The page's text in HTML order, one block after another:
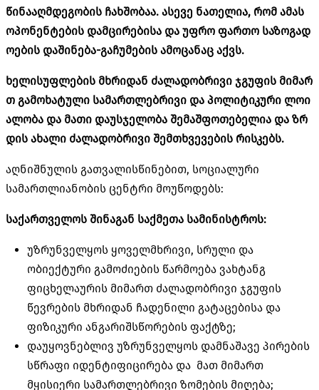
წინააღმდეგობის ჩახშობაა. ასევე ნათელია, რომ ამას
ოპონენტების დამცირებისა და უფრო ფართო საზოგად
ოების დაშინება-გაჩუმების ამოცანაც აქვს.
ხელისუფლების მხრიდან ძალადობრივი ჯგუფის მიმარ
თ გამოხატული სამართლებრივი და პოლიტიკური ლოი
ალობა და მათი დაუსჯელობა შემაშფოთებელია და ზრ
დის ახალი ძალადობრივი შემთხვევების რისკებს.
აღნიშნულის გათვალისწინებით, სოციალური
სამართლიანობის ცენტრი მოუწოდებს:
საქართველოს შინაგან საქმეთა სამინისტროს:
უზრუნველყოს ყოველმხრივი, სრული და
ობიექტური გამოძიების წარმოება ვახტანგ
ფიცხელაურის მიმართ ძალადობრივი ჯგუფის
წევრების მხრიდან ჩადენილი გატაცებისა და
ფიზიკური ანგარიშსწორების ფაქტზე;
დაუყოვნებლივ უზრუნველყოს დამნაშავე პირების
სწრაფი იდენტიფიცირება და მათ მიმართ
მყისიერი სამართლებრივი ზომების მიღება;